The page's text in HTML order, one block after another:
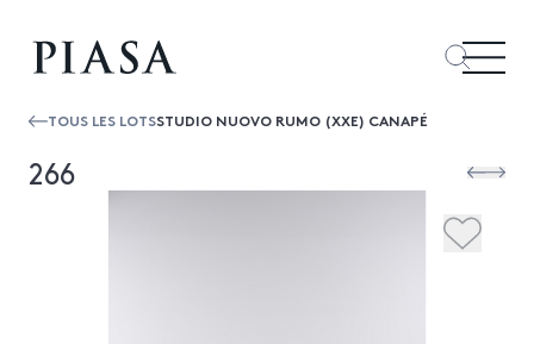
TOUS LES LOTSSTUDIO NUOVO RUMO (XXE) CANAPÉ
266